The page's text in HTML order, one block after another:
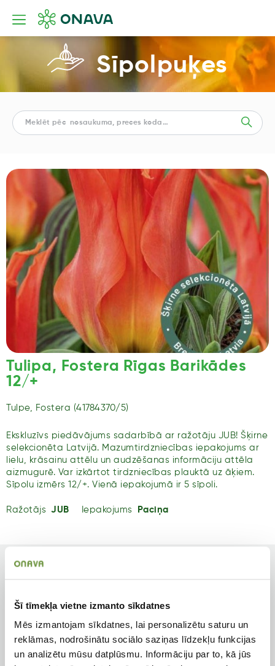
Šī tīmekļa vietne izmanto sīkdatnes
Mēs izmantojam sīkdatnes, lai personalizētu saturu un
reklāmas, nodrošinātu sociālo saziņas līdzekļu funkcijas
un analizētu mūsu datplūsmu. Informāciju par to, kā jūs
Sīpolpuķes
Tulipa, Fostera Rīgas Barikādes
12/+
Tulpe, Fostera (41784370/5)
Ekskluzīvs piedāvājums sadarbībā ar ražotāju JUB! Šķirne
selekcionēta Latvijā. Mazumtirdzniecības iepakojums ar
lielu, krāsainu attēlu un audzēšanas informāciju attēla
aizmugurē. Var izkārtot tirdzniecības plauktā uz āķiem.
Sīpolu izmērs 12/+. Vienā iepakojumā ir 5 sīpoli.
Ražotājs JUB Iepakojums Paciņa
Tips
Vienkāršs
25 cm